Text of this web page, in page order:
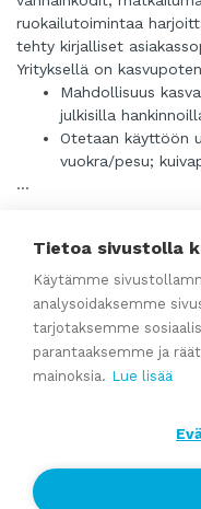
kokeneemmalle
tarvita koska myyjä
korujen sekä kellojen
yhteistyökumppaneiden
Ota yhteyttä, jos haluat
tilaisuudesta!
ruokailutoimintaa
tehty kirjalliset
Yrityksellä on
Mahdollisuus
julkisilla
Otetaan käyttöön
vuokra/pesu;
Taloudellisesti vakaa,
Yhtiö omistaa
Joustavat
50 % yhtiön osakkeista
Koska toinen
tasolla ja haluaa jatkaa
...
Lue lisää
Työvaate ja -
yhtiö, jolla myymälä
Laadukkaita
merkittyjen
Tietoa sivustolla
Käytämme
analysoidaksemme
tarjotaksemme
parantaaksemme ja
mainoksia. Lue lisää